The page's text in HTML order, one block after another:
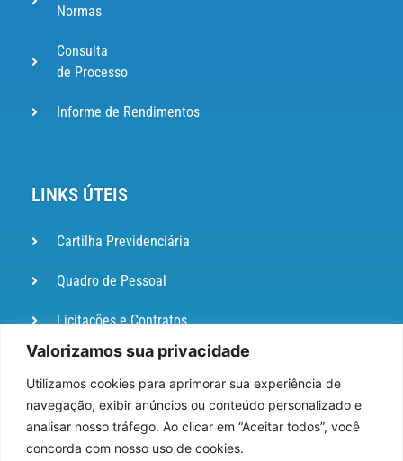
Valorizamos sua privacidade
Utilizamos cookies para aprimorar sua experiência de
navegação, exibir anúncios ou conteúdo personalizado e
analisar nosso tráfego. Ao clicar em “Aceitar todos”, você
concorda com nosso uso de cookies.
Normas
Consulta
de Processo
Informe de Rendimentos
LINKS ÚTEIS
Cartilha Previdenciária
Quadro de Pessoal
Licitações e Contratos
Portal de
Ouvidoria
DIÁRIO
OFICIAL